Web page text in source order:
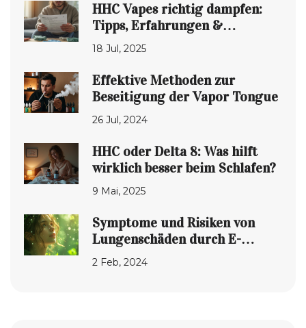
HHC Vapes richtig dampfen:
Tipps, Erfahrungen &
Sicherheit
18 Jul, 2025
Effektive Methoden zur
Beseitigung der Vapor Tongue
26 Jul, 2024
HHC oder Delta 8: Was hilft
wirklich besser beim Schlafen?
9 Mai, 2025
Symptome und Risiken von
Lungenschäden durch E-
Zigaretten: Ein umfassender
Leitfaden
2 Feb, 2024